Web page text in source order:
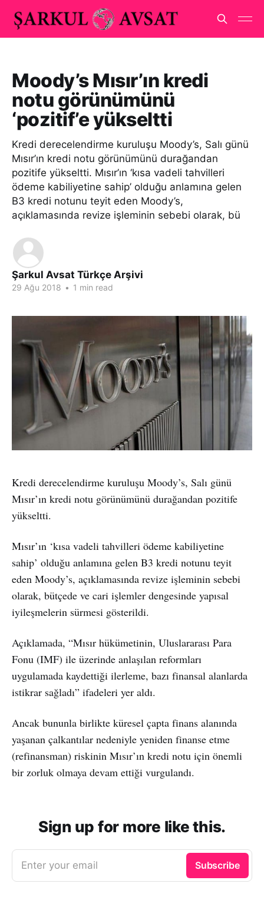
Moody’s Mısır’ın kredi
notu görünümünü
‘pozitif’e yükseltti
Kredi derecelendirme kuruluşu Moody’s, Salı günü
Mısır’ın kredi notu görünümünü durağandan
pozitife yükseltti. Mısır’ın ‘kısa vadeli tahvilleri
ödeme kabiliyetine sahip’ olduğu anlamına gelen
B3 kredi notunu teyit eden Moody’s,
açıklamasında revize işleminin sebebi olarak, bü
Şarkul Avsat Türkçe Arşivi
29 Ağu 2018 • 1 min read
Kredi derecelendirme kuruluşu Moody’s, Salı günü
Mısır’ın kredi notu görünümünü durağandan pozitife
yükseltti.
Mısır’ın ‘kısa vadeli tahvilleri ödeme kabiliyetine
sahip’ olduğu anlamına gelen B3 kredi notunu teyit
eden Moody’s, açıklamasında revize işleminin sebebi
olarak, bütçede ve cari işlemler dengesinde yapısal
iyileşmelerin sürmesi gösterildi.
Açıklamada, “Mısır hükümetinin, Uluslararası Para
Fonu (IMF) ile üzerinde anlaşılan reformları
uygulamada kaydettiği ilerleme, bazı finansal alanlarda
istikrar sağladı” ifadeleri yer aldı.
Ancak bununla birlikte küresel çapta finans alanında
yaşanan çalkantılar nedeniyle yeniden finanse etme
(refinansman) riskinin Mısır’ın kredi notu için önemli
bir zorluk olmaya devam ettiği vurgulandı.
Sign up for more like this.
Enter your email Subscribe